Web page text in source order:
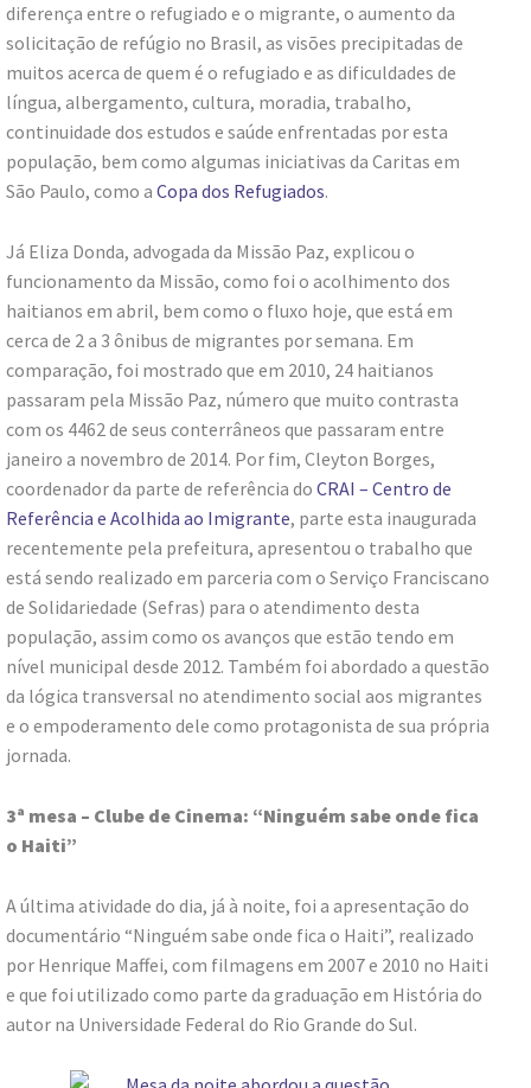
diferença entre o refugiado e o migrante, o aumento da
solicitação de refúgio no Brasil, as visões precipitadas de
muitos acerca de quem é o refugiado e as dificuldades de
língua, albergamento, cultura, moradia, trabalho,
continuidade dos estudos e saúde enfrentadas por esta
população, bem como algumas iniciativas da Caritas em
São Paulo, como a Copa dos Refugiados.
Já Eliza Donda, advogada da Missão Paz, explicou o
funcionamento da Missão, como foi o acolhimento dos
haitianos em abril, bem como o fluxo hoje, que está em
cerca de 2 a 3 ônibus de migrantes por semana. Em
comparação, foi mostrado que em 2010, 24 haitianos
passaram pela Missão Paz, número que muito contrasta
com os 4462 de seus conterrâneos que passaram entre
janeiro a novembro de 2014. Por fim, Cleyton Borges,
coordenador da parte de referência do CRAI – Centro de
Referência e Acolhida ao Imigrante, parte esta inaugurada
recentemente pela prefeitura, apresentou o trabalho que
está sendo realizado em parceria com o Serviço Franciscano
de Solidariedade (Sefras) para o atendimento desta
população, assim como os avanços que estão tendo em
nível municipal desde 2012. Também foi abordado a questão
da lógica transversal no atendimento social aos migrantes
e o empoderamento dele como protagonista de sua própria
jornada.
3ª mesa – Clube de Cinema: “Ninguém sabe onde fica
o Haiti”
A última atividade do dia, já à noite, foi a apresentação do
documentário “Ninguém sabe onde fica o Haiti”, realizado
por Henrique Maffei, com filmagens em 2007 e 2010 no Haiti
e que foi utilizado como parte da graduação em História do
autor na Universidade Federal do Rio Grande do Sul.